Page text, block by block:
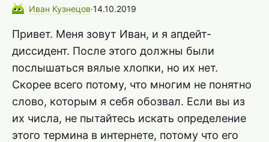
Иван Кузнецов∙14.10.2019
Привет. Меня зовут Иван, и я апдейт-
диссидент. После этого должны были
послышаться вялые хлопки, но их нет.
Скорее всего потому, что многим не понятно
слово, которым я себя обозвал. Если вы из
их числа, не пытайтесь искать определение
этого термина в интернете, потому что его